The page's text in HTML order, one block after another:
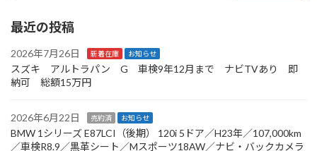
最近の投稿
2026年7月26日 新着在庫 お知らせ
スズキ アルトラパン G 車検9年12月まで ナビTVあり 即
納可 総額15万円
2026年6月22日 売約済 お知らせ
BMW 1シリーズ E87LCI（後期） 120i 5ドア／H23年／107,000km
／車検R8.9／黒革シート／Mスポーツ18AW／ナビ・バックカメラ